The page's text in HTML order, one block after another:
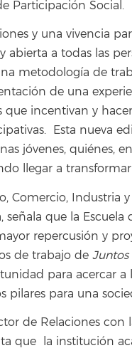
Participación Social.
y una vivencia
abierta a todas las
metodología de
de una
que incentivan y
Esta nueva
jóvenes, quiénes,
llegar a
Comercio, Industria
señala que la
repercusión y
de trabajo de
para acercar a
pilares para una
de Relaciones
que la institución